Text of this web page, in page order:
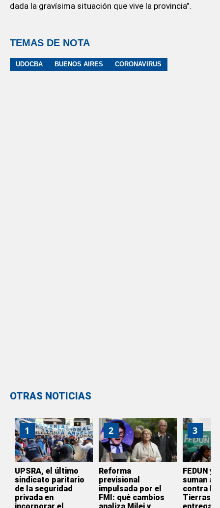
dada la gravísima situación que vive la provincia”.
TEMAS DE NOTA
UDOCBA BUENOS AIRES CORONAVIRUS
OTRAS NOTICIAS
1
UPSRA, el último
sindicato paritario
de la seguridad
privada en
2
Reforma
previsional
impulsada por el
FMI: qué cambios
3
FEDUN y
suman a
contra la
Tierras: